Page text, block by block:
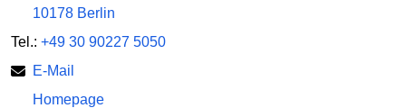
10178 Berlin
Tel.: +49 30 90227 5050
E-Mail
Homepage